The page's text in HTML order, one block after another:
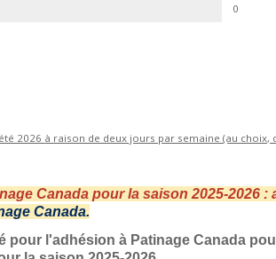
0
2026 à raison de deux jours par semaine (au choix,
Canada pour la saison 2025-
Canada.
pour l'adhésion à Patinage Canada